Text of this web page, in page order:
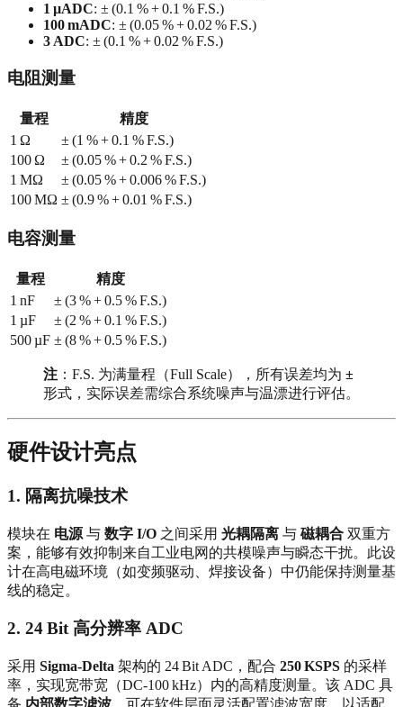
1 µADC: ± (0.1 % + 0.1 % F.S.)
100 mADC: ± (0.05 % + 0.02 % F.S.)
3 ADC: ± (0.1 % + 0.02 % F.S.)
电阻测量
量程
精度
1 Ω
± (1 % + 0.1 % F.S.)
100 Ω
± (0.05 % + 0.2 % F.S.)
1 MΩ
± (0.05 % + 0.006 % F.S.)
100 MΩ ± (0.9 % + 0.01 % F.S.)
电容测量
量程
精度
1 nF
± (3 % + 0.5 % F.S.)
1 µF
± (2 % + 0.1 % F.S.)
500 µF ± (8 % + 0.5 % F.S.)
注 ：F.S. 为满量程（Full Scale），所有误差均为 ±
形式，实际误差需综合系统噪声与温漂进行评估。
硬件设计亮点
1. 隔离抗噪技术
模块在 电源 与 数字 I/O 之间采用 光耦隔离 与 磁耦合 双重方
案，能够有效抑制来自工业电网的共模噪声与瞬态干扰。此设
计在高电磁环境（如变频驱动、焊接设备）中仍能保持测量基
线的稳定。
2. 24 Bit 高分辨率 ADC
采用 Sigma‑Delta 架构的 24 Bit ADC，配合 250 KSPS 的采样
率，实现宽带宽（DC‑100 kHz）内的高精度测量。该 ADC 具
备 内部数字滤波 ，可在软件层面灵活配置滤波宽度，以适配